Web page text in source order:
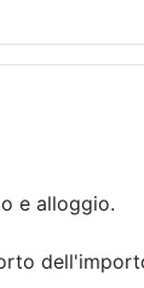
e alloggio.